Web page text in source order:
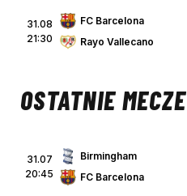
31.08
21:30
FC Barcelona
Rayo Vallecano
OSTATNIE MECZE
31.07
20:45
Birmingham
FC Barcelona